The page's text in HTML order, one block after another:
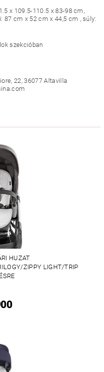
x 109.5-110.5 x 83-98 cm,
cm x 52 cm x 44,5 cm , súly:
szekcióban
22, 36077 Altavilla
HUZAT
ZIPPY LIGHT/TRIP